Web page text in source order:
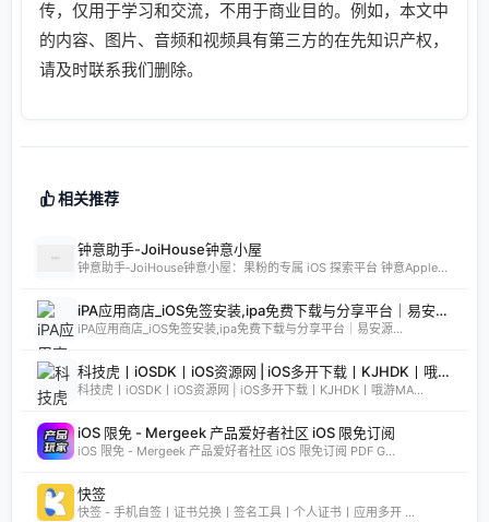
传，仅用于学习和交流，不用于商业目的。例如，本文中
的内容、图片、音频和视频具有第三方的在先知识产权，
请及时联系我们删除。
相关推荐
钟意助手-JoiHouse钟意小屋
钟意助手‑JoiHouse钟意小屋：果粉的专属 iOS 探索平台 钟意Apple助手（JoiHouse钟意小屋）致力于为 iPhone、iPad 用户提供最新、最全的 iOS 资源与实用技巧。这里汇聚了巨魔商店TrollStore、系统定制、越狱JailBreak等热门内容，让每一位果粉都能轻松玩转 iOS 的无限可能
iPA应用商店_iOS免签安装,ipa免费下载与分享平台｜易安源&酷卡软件
iPA应用商店_iOS免签安装,ipa免费下载与分享平台｜易安源...
科技虎丨iOSDK丨iOS资源网 | iOS多开下载丨KJHDK丨哦游MAX丨iPA商店丨凸游 | iPA软件免费砸壳下载丨iOSiPA丨苹果多开丨全网最优秀的iPA资源下载网站
科技虎丨iOSDK丨iOS资源网 | iOS多开下载丨KJHDK丨哦游MA...
iOS 限免 - Mergeek 产品爱好者社区 iOS 限免订阅
iOS 限免 - Mergeek 产品爱好者社区 iOS 限免订阅 PDF G...
快签
快签 - 手机自签丨证书兑换丨签名工具丨个人证书丨应用多开 ...